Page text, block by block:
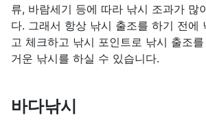
류, 바람세기 등에 따라 낚시 조과가 많
다. 그래서 항상 낚시 출조를 하기 전에
고 체크하고 낚시 포인트로 낚시 출조
거운 낚시를 하실 수 있습니다.
바다낚시